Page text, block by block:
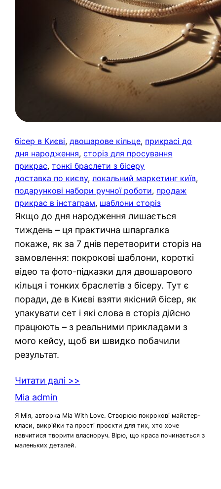
бісер в Києві, двошарове кільце, прикрасі до
дня народження, сторіз для просування
прикрас, тонкі браслети з бісеру
доставка по києву, локальний маркетинг київ
подарункові набори ручної роботи, продаж
прикрас в інстаграм, шаблони сторіз
Якщо до дня народження лишається
тиждень – ця практична шпаргалка
покаже, як за 7 днів перетворити сторіз на
замовлення: покрокові шаблони, короткі
відео та фото-підказки для двошарового
кільця і тонких браслетів з бісеру. Тут є
поради, де в Києві взяти якісний бісер, як
упакувати сет і які слова в сторіз дійсно
працюють – з реальними прикладами з
мого кейсу, щоб ви швидко побачили
результат.
Читати далі >>
Mia admin
Я Мія, авторка Mia With Love. Створюю покрокові майстер-
класи, викрійки та прості проєкти для тих, хто хоче
навчитися творити власноруч. Вірю, що краса починається з
маленьких деталей.